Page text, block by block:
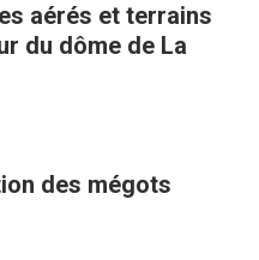
aérés et terrains
du dôme de La
des mégots